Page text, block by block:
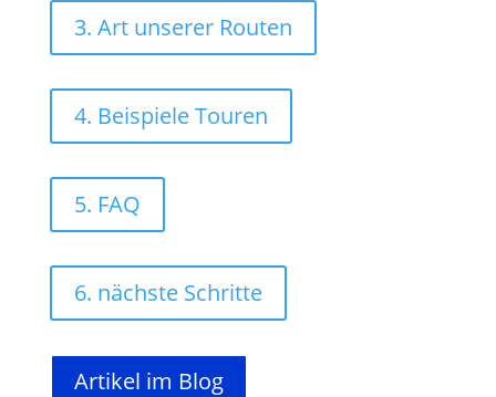
3. Art unserer Routen
4. Beispiele Touren
5. FAQ
6. nächste Schritte
Artikel im Blog